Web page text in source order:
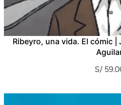
Ribeyro, una vida. El cómic
S/